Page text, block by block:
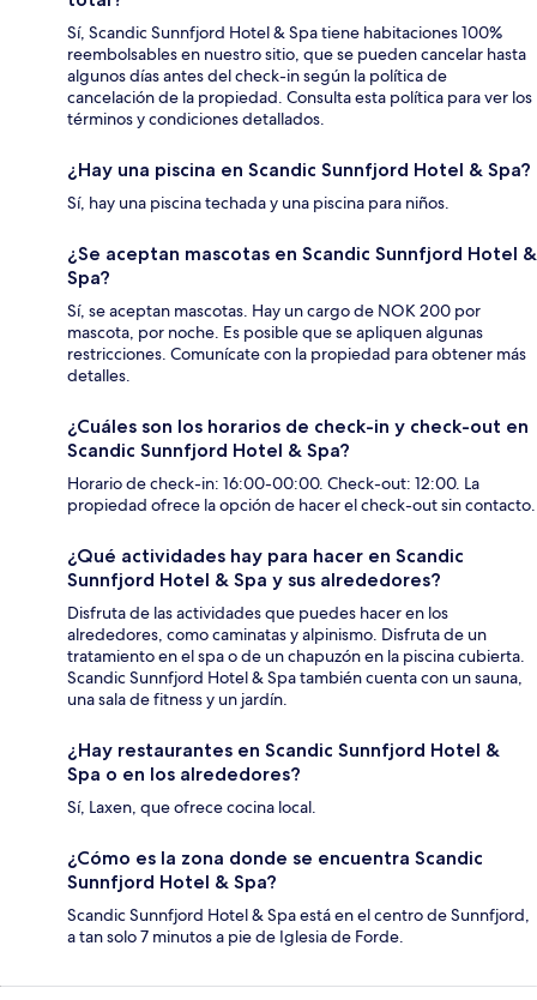
Sí, Scandic Sunnfjord Hotel & Spa tiene habitaciones 100%
reembolsables en nuestro sitio, que se pueden cancelar hasta
algunos días antes del check-in según la política de
cancelación de la propiedad. Consulta esta política para ver los
términos y condiciones detallados.
¿Hay una piscina en Scandic Sunnfjord Hotel & Spa?
Sí, hay una piscina techada y una piscina para niños.
¿Se aceptan mascotas en Scandic Sunnfjord Hotel &
Spa?
Sí, se aceptan mascotas. Hay un cargo de NOK 200 por
mascota, por noche. Es posible que se apliquen algunas
restricciones. Comunícate con la propiedad para obtener más
detalles.
¿Cuáles son los horarios de check-in y check-out en
Scandic Sunnfjord Hotel & Spa?
Horario de check-in: 16:00-00:00. Check-out: 12:00. La
propiedad ofrece la opción de hacer el check-out sin contacto.
¿Qué actividades hay para hacer en Scandic
Sunnfjord Hotel & Spa y sus alrededores?
Disfruta de las actividades que puedes hacer en los
alrededores, como caminatas y alpinismo. Disfruta de un
tratamiento en el spa o de un chapuzón en la piscina cubierta.
Scandic Sunnfjord Hotel & Spa también cuenta con un sauna,
una sala de fitness y un jardín.
¿Hay restaurantes en Scandic Sunnfjord Hotel &
Spa o en los alrededores?
Sí, Laxen, que ofrece cocina local.
¿Cómo es la zona donde se encuentra Scandic
Sunnfjord Hotel & Spa?
Scandic Sunnfjord Hotel & Spa está en el centro de Sunnfjord,
a tan solo 7 minutos a pie de Iglesia de Forde.